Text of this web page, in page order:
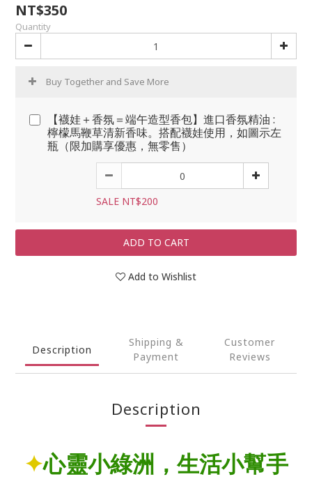
NT$350
Quantity
Buy Together and Save More
【襪娃＋香氛＝端午造型香包】進口香氛精油 :
檸檬馬鞭草清新香味。搭配襪娃使用，如圖示左
瓶（限加購享優惠，無零售）
SALE NT$200
ADD TO CART
Add to Wishlist
Description
Shipping &
Payment
Customer
Reviews
Description
✦心靈小綠洲，生活小幫手